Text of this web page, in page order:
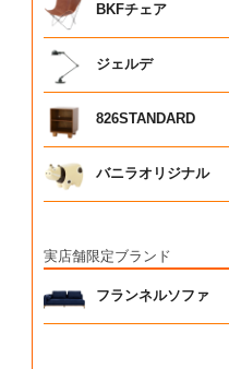
BKFチェア
ジェルデ
826STANDARD
バニラオリジナル
実店舗限定ブランド
フランネルソファ